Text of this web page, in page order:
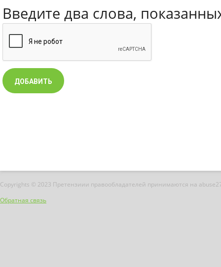
Введите два слова,
Copyrights © 2023 Претензиии правообладателей принимаются на
Обратная связь